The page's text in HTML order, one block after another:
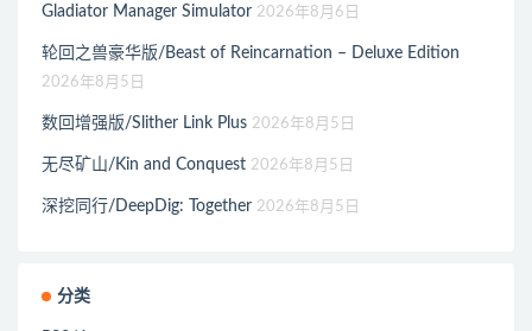
Gladiator Manager Simulator 2026年8月6日
轮回之兽豪华版/Beast of Reincarnation – Deluxe Edition
2026年8月5日
数回增强版/Slither Link Plus 2026年8月5日
无尽矿山/Kin and Conquest 2026年8月5日
深挖同行/DeepDig: Together 2026年8月5日
分类